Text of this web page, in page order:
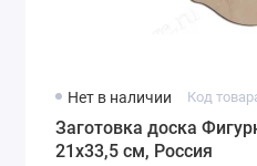
Нет в наличии Код
Заготовка доска
21х33,5 см, Россия